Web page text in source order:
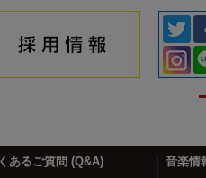
あるご質問 (Q&A) 音楽情